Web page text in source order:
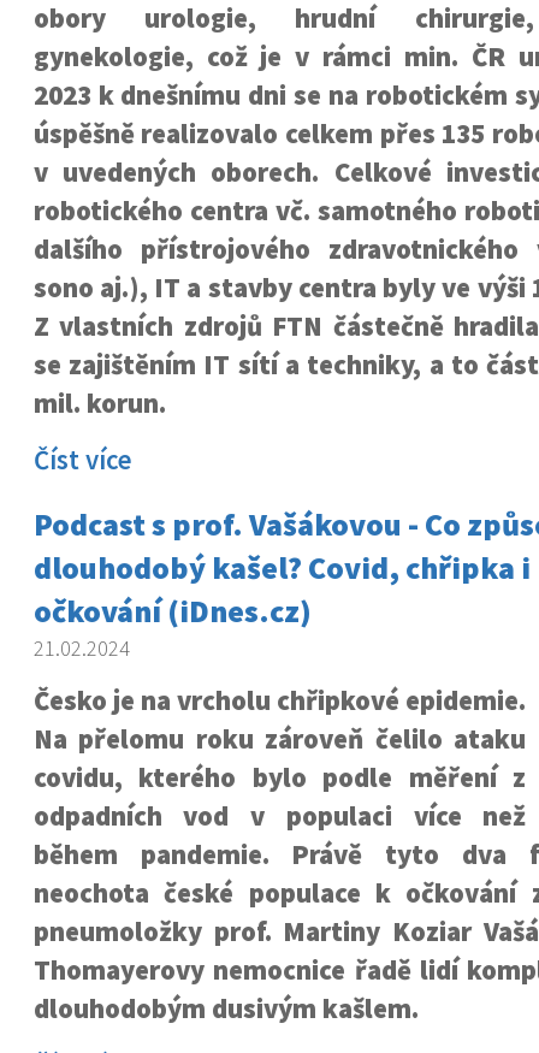
obory urologie, hrudní
gynekologie, což je v rámci min. ČR
2023 k dnešnímu dni se na robotickém
úspěšně realizovalo celkem přes 135
v uvedených oborech. Celkové
robotického centra vč. samotného
dalšího přístrojového zdravotnického
sono aj.), IT a stavby centra byly ve výši
Z vlastních zdrojů FTN částečně
se zajištěním IT sítí a techniky, a to
mil. korun.
Číst více
Podcast s prof. Vašákovou - Co
dlouhodobý kašel? Covid, chřipka i
očkování (iDnes.cz)
21.02.2024
Česko je na vrcholu chřipkové epidemie.
Na přelomu roku zároveň čelilo ataku
covidu, kterého bylo podle měření z
odpadních vod v populaci více než
během pandemie. Právě tyto dva
neochota české populace k očkování
pneumoložky prof. Martiny Koziar
Thomayerovy nemocnice řadě lidí
dlouhodobým dusivým kašlem.